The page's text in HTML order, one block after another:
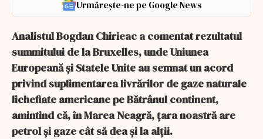
Urmărește-ne pe Google News
Analistul Bogdan Chirieac a comentat rezultatul
summitului de la Bruxelles, unde Uniunea
Europeană și Statele Unite au semnat un acord
privind suplimentarea livrărilor de gaze naturale
lichefiate americane pe Bătrânul continent,
amintind că, în Marea Neagră, țara noastră are
petrol și gaze cât să dea și la alții.